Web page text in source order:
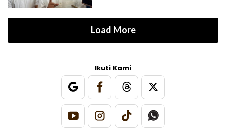
Load More
Ikuti Kami